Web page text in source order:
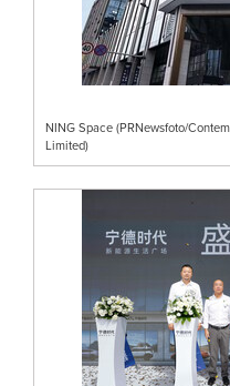
NING Space (PRNewsfoto/
Limited)